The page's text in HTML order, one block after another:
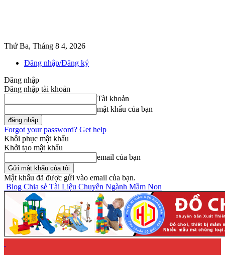
Thứ Ba, Tháng 8 4, 2026
Đăng nhập/Đăng ký
Đăng nhập
Đăng nhập tài khoản
Tài khoản
mật khẩu của bạn
Forgot your password? Get help
Khôi phục mật khẩu
Khởi tạo mật khẩu
email của bạn
Mật khẩu đã được gửi vào email của bạn.
Blog Chia sẻ Tài Liệu Chuyên Ngành Mầm Non